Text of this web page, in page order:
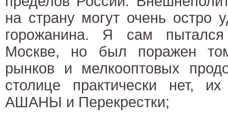
на страну могут очень остро
горожанина. Я сам
Москве, но был поражен
рынков и мелкооптовых
столице практически нет,
АШАНЫ и Перекрестки;